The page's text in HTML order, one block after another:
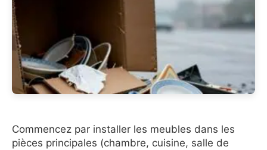
Commencez par installer les meubles dans les
pièces principales (chambre, cuisine, salle de